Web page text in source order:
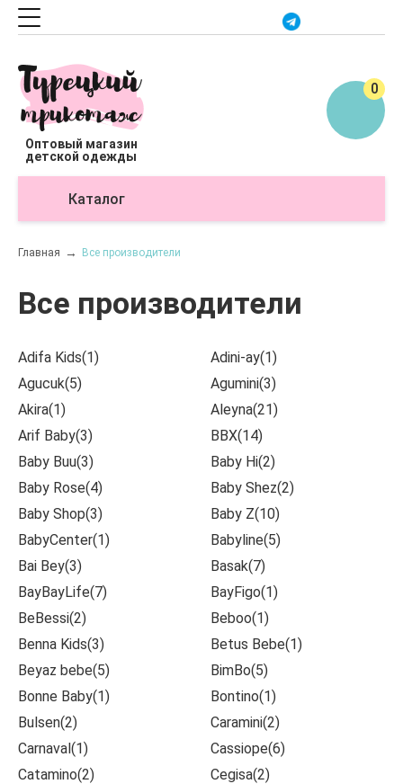
Оптовый магазин
детской одежды
0
Каталог
Главная Все производители
Все производители
Adifa Kids(1)
Adini-ay(1)
Agucuk(5)
Agumini(3)
Akira(1)
Aleyna(21)
Arif Baby(3)
BBX(14)
Baby Buu(3)
Baby Hi(2)
Baby Rose(4)
Baby Shez(2)
Baby Shop(3)
Baby Z(10)
BabyCenter(1)
Babyline(5)
Bai Bey(3)
Basak(7)
BayBayLife(7)
BayFigo(1)
BeBessi(2)
Beboo(1)
Benna Kids(3)
Betus Bebe(1)
Beyaz bebe(5)
BimBo(5)
Bonne Baby(1)
Bontino(1)
Bulsen(2)
Caramini(2)
Carnaval(1)
Cassiope(6)
Catamino(2)
Cegisa(2)